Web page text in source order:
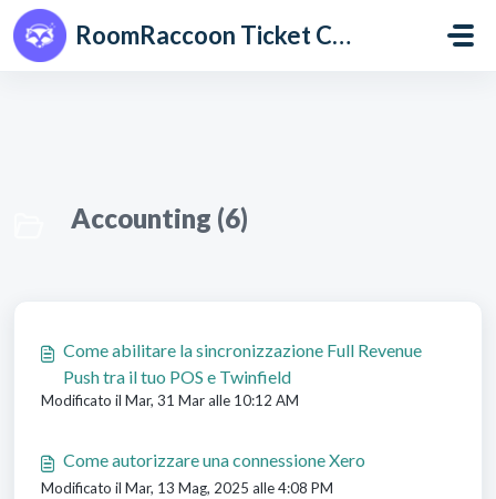
Salta al contenuto principale
RoomRaccoon Ticket Centre
Accounting (6)
Come abilitare la sincronizzazione Full Revenue
Push tra il tuo POS e Twinfield
Modificato il Mar, 31 Mar alle 10:12 AM
Come autorizzare una connessione Xero
Modificato il Mar, 13 Mag, 2025 alle 4:08 PM